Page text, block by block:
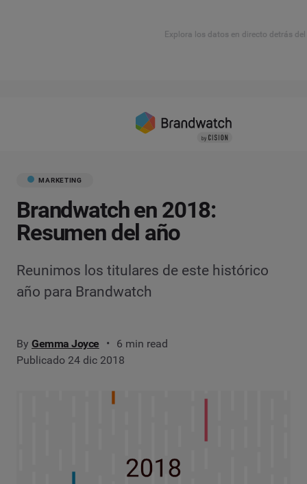
Explora los datos en directo detrás
MARKETING
Brandwatch en 2018:
Resumen del año
Reunimos los titulares de este histórico
año para Brandwatch
By Gemma Joyce
6 min read
Publicado 24 dic 2018